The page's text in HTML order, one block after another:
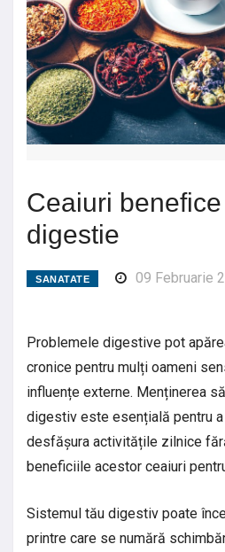
Ceaiuri
digestie
SANATATE 09 Februarie
Problemele digestive pot
cronice pentru mulți oameni
influențe externe. Menținerea
digestiv este esențială pentru
desfășura activitățile zilnice
beneficiile acestor ceaiuri
Sistemul tău digestiv poate
printre care se numără